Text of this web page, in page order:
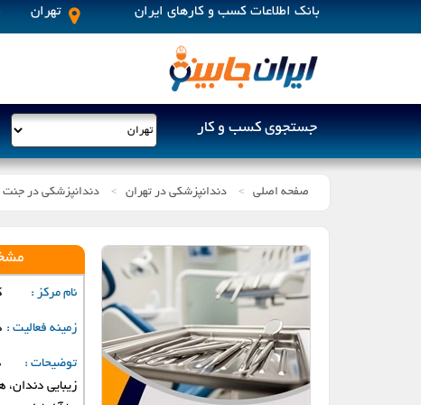
بانک اطلاعات کسب و کارهای ایران تهران
جستجوی کسب و کار
پردیس
صفحه اصلی > دندانپزشکی در تهران > دندانپزشکی در جنت
نام مرکز :
زمینه فعالیت :
توضیحات :
زیبایی